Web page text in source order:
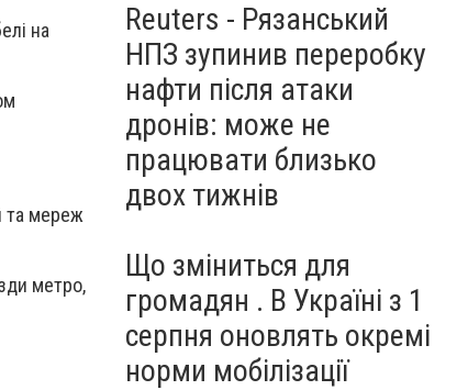
на
та мереж
метро,
Reuters - Рязанський
НПЗ зупинив переробку
нафти після атаки
дронів: може не
працювати близько
двох тижнів
Що зміниться для
громадян . В Україні з 1
серпня оновлять окремі
норми мобілізації